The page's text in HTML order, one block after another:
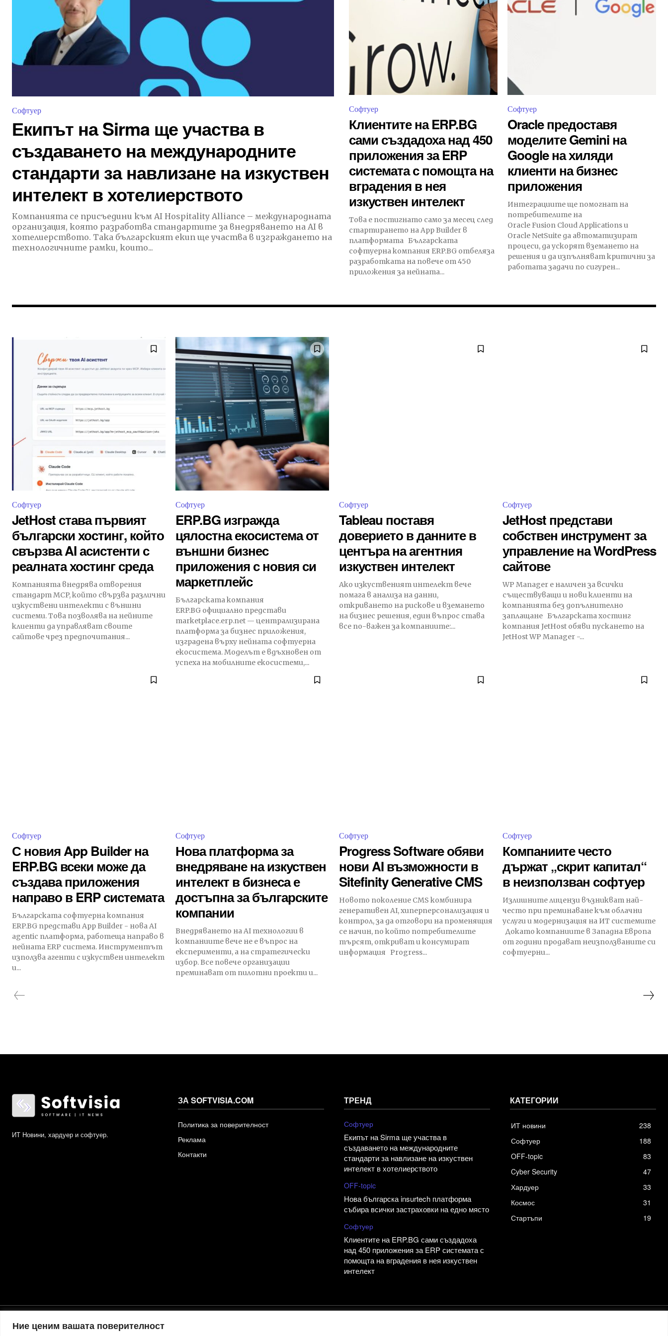
Ние ценим вашата поверителност
Софтуер
Екипът на Sirma ще участва в
създаването на международните
стандарти за навлизане на изкуствен
интелект в хотелиерството
Компанията се присъедини към AI Hospitality Alliance – международната
организация, която разработва стандартите за внедряването на AI в
хотелиерството. Така българският екип ще участва в изграждането на
технологичните рамки, които...
Софтуер
Клиентите на ERP.BG
сами създадоха над 450
приложения за ERP
системата с помощта на
вградения в нея
изкуствен интелект
Това е постигнато само за месец след
стартирането на App Builder в
платформата Българската
софтуерна компания ERP.BG отбеляза
разработката на повече от 450
приложения за нейната...
Софтуер
Oracle предоставя
моделите Gemini на
Google на хиляди
клиенти на бизнес
приложения
Интеграциите ще помогнат на
потребителите на
Oracle Fusion Cloud Applications и
Oracle NetSuite да автоматизират
процеси, да ускорят вземането на
решения и да изпълняват критични за
работата задачи по сигурен...
Софтуер
JetHost става първият
български хостинг, който
свързва AI асистенти с
реалната хостинг среда
Компанията внедрява отворения
стандарт MCP, който свързва различни
изкуствени интелекти с външни
системи. Това позволява на нейните
клиенти да управляват своите
сайтове чрез предпочитания...
Софтуер
ERP.BG изгражда
цялостна екосистема от
външни бизнес
приложения с новия си
маркетплейс
Българската компания
ERP.BG официално представи
marketplace.erp.net — централизирана
платформа за бизнес приложения,
изградена върху нейната софтуерна
екосистема. Моделът е вдъхновен от
успеха на мобилните екосистеми,...
Софтуер
Tableau поставя
доверието в данните в
центъра на агентния
изкуствен интелект
Ако изкуственият интелект вече
помага в анализа на данни,
откриването на рискове и вземането
на бизнес решения, един въпрос става
все по-важен за компаниите:...
Софтуер
JetHost представи
собствен инструмент за
управление на WordPress
сайтове
WP Manager е наличен за всички
съществуващи и нови клиенти на
компанията без допълнително
заплащане Българската хостинг
компания JetHost обяви пускането на
JetHost WP Manager -...
Софтуер
С новия App Builder на
ERP.BG всеки може да
създава приложения
направо в ERP системата
Българската софтуерна компания
ERP.BG представи App Builder - нова AI
agentic платформа, работеща направо в
нейната ERP системa. Инструментът
използва агенти с изкуствен интелект
и...
Софтуер
Нова платформа за
внедряване на изкуствен
интелект в бизнеса е
достъпна за българските
компании
Внедряването на AI технологии в
компаниите вече не е въпрос на
експерименти, а на стратегически
избор. Все повече организации
преминават от пилотни проекти и...
Софтуер
Progress Software обяви
нови AI възможности в
Sitefinity Generative CMS
Новото поколение CMS комбинира
генеративен AI, хиперперсонализация и
контрол, за да отговори на променящия
се начин, по който потребителите
търсят, откриват и консумират
информация Progress...
Софтуер
Компаниите често
държат „скрит капитал“
в неизползван софтуер
Излишните лицензи възникват най-
често при преминаване към облачни
услуги и модернизация на ИТ системите
от години продават неизползваните си
софтуерни...
ИТ Новини, хардуер и софтуер.
ЗА SOFTVISIA.COM
Политика за поверителност
Реклама
Контакти
ТРЕНД
Софтуер
Екипът на Sirma ще участва в
създаването на международните
стандарти за навлизане на изкуствен
интелект в хотелиерството
OFF-topic
Нова българска insurtech платформа
събира всички застраховки на едно място
Софтуер
Клиентите на ERP.BG сами създадоха
над 450 приложения за ERP системата с
помощта на вградения в нея изкуствен
интелект
КАТЕГОРИИ
ИТ новини
238
Софтуер
188
OFF-topic
83
Cyber Security
47
Хардуер
33
Космос
31
Стартъпи
19
Хостинг отActiefhost.bg